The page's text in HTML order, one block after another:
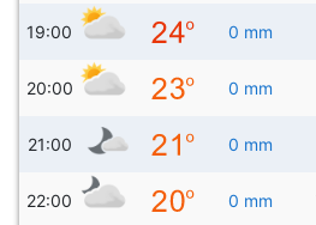
19:00 0 mm
20:00 0 mm
21:00 0 mm
22:00 0 mm